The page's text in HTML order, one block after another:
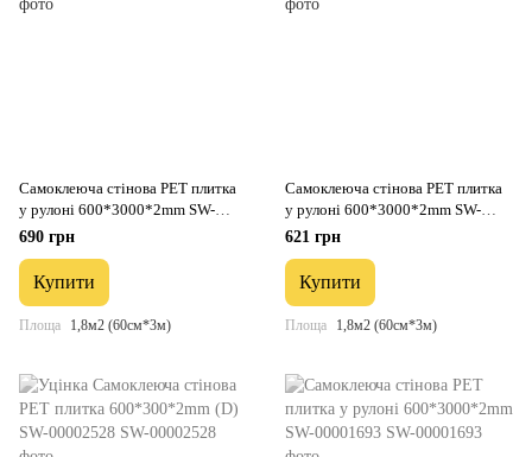
Самоклеюча стінова PET плитка
у рулоні 600*3000*2mm SW-
00001701
690 грн
Купити
Площа 1,8м2 (60см*3м)
Самоклеюча стінова PET плитка
у рулоні 600*3000*2mm SW-
00001702
621 грн
Купити
Площа 1,8м2 (60см*3м)